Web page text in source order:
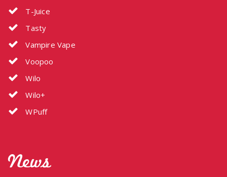
T-Juice
Tasty
Vampire Vape
Voopoo
Wilo
Wilo+
WPuff
News